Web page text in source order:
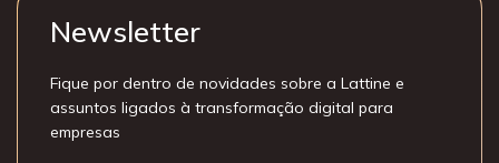
Newsletter
Fique por dentro de novidades sobre a Lattine e
assuntos ligados à transformação digital para
empresas